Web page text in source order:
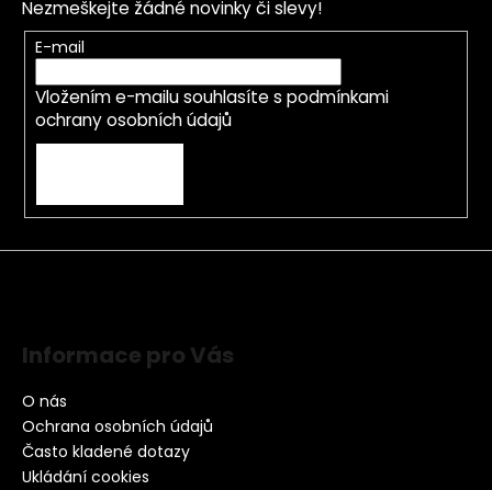
Nezmeškejte žádné novinky či slevy!
E-mail
Vložením e-mailu souhlasíte s podmínkami
ochrany osobních údajů
Informace pro Vás
O nás
Ochrana osobních údajů
Často kladené dotazy
Ukládání cookies